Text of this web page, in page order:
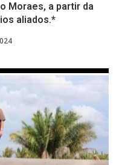
Moraes, a partir da
aliados.*